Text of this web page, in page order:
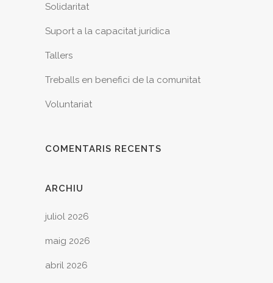
Solidaritat
Suport a la capacitat jurídica
Tallers
Treballs en benefici de la comunitat
Voluntariat
COMENTARIS RECENTS
ARCHIU
juliol 2026
maig 2026
abril 2026